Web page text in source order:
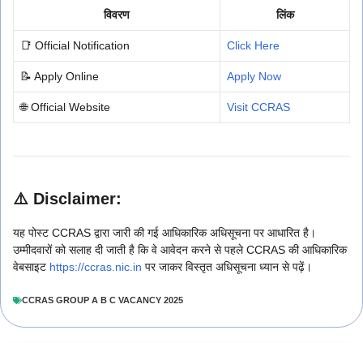
विवरण लिंक
📑 Official Notification Click Here
📝 Apply Online Apply Now
🌐 Official Website Visit CCRAS
⚠️ Disclaimer:
यह पोस्ट CCRAS द्वारा जारी की गई आधिकारिक अधिसूचना पर आधारित है।
उम्मीदवारों को सलाह दी जाती है कि वे आवेदन करने से पहले CCRAS की आधिकारिक
वेबसाइट https://ccras.nic.in पर जाकर विस्तृत अधिसूचना ध्यान से पढ़ें।
CCRAS GROUP A B C VACANCY 2025